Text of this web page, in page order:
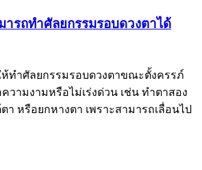
ารถทำศัลยกรรมรอบดวงตาได้
ทำศัลยกรรมรอบดวงตาขณะตั้งครรภ์
วามงามหรือไม่เร่งด่วน เช่น ทำตาสอง
หรือยกหางตา เพราะสามารถเลื่อนไป